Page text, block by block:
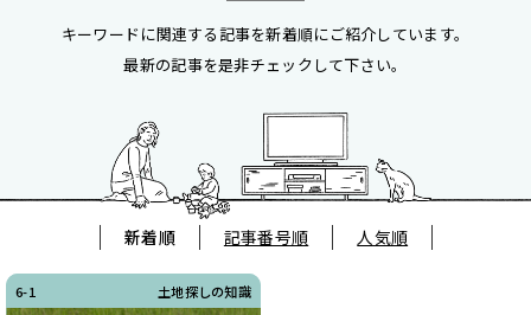
キーワードに関連する記事を新着順にご紹介しています。
最新の記事を是非チェックして下さい。
新着順 記事番号順 人気順
6-1 土地探しの知識